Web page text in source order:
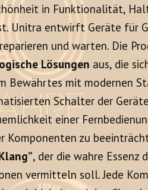
in Funktionalität,
Unitra entwirft Geräte für
und warten. Die
Lösungen aus, die
Bewährtes mit modernen
Schalter der
einer
Komponenten zu
, der die wahre Essenz
vermitteln soll. Jede